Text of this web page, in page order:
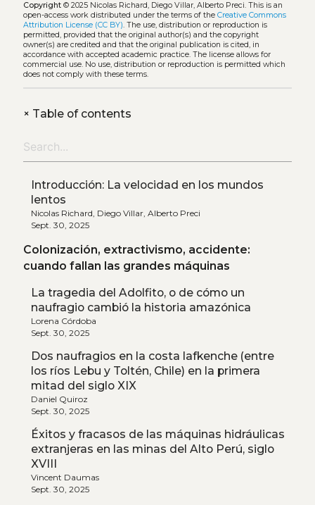
Copyright© 2025 Nicolas Richard, Diego Villar, Alberto Preci. This is an
open-access work distributed under the terms of the Creative Commons
Attribution License (CC BY). The use, distribution or reproduction is
permitted, provided that the original author(s) and the copyright
owner(s) are credited and that the original publication is cited, in
accordance with accepted academic practice. The license allows for
commercial use. No use, distribution or reproduction is permitted which
does not comply with these terms.
+Table of contents
Introducción: La velocidad en los mundos
lentos
Nicolas Richard, Diego Villar, Alberto Preci
Sept. 30, 2025
Colonización, extractivismo, accidente:
cuando fallan las grandes máquinas
La tragedia del Adolfito, o de cómo un
naufragio cambió la historia amazónica
Lorena Córdoba
Sept. 30, 2025
Dos naufragios en la costa lafkenche (entre
los ríos Lebu y Toltén, Chile) en la primera
mitad del siglo XIX
Daniel Quiroz
Sept. 30, 2025
Éxitos y fracasos de las máquinas hidráulicas
extranjeras en las minas del Alto Perú, siglo
XVIII
Vincent Daumas
Sept. 30, 2025